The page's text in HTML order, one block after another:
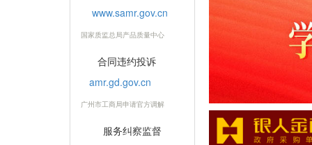
www.samr.gov.cn
国家质监总局产品质量中心
合同违约投诉
amr.gd.gov.cn
广州市工商局申请官方调解
服务纠察监督